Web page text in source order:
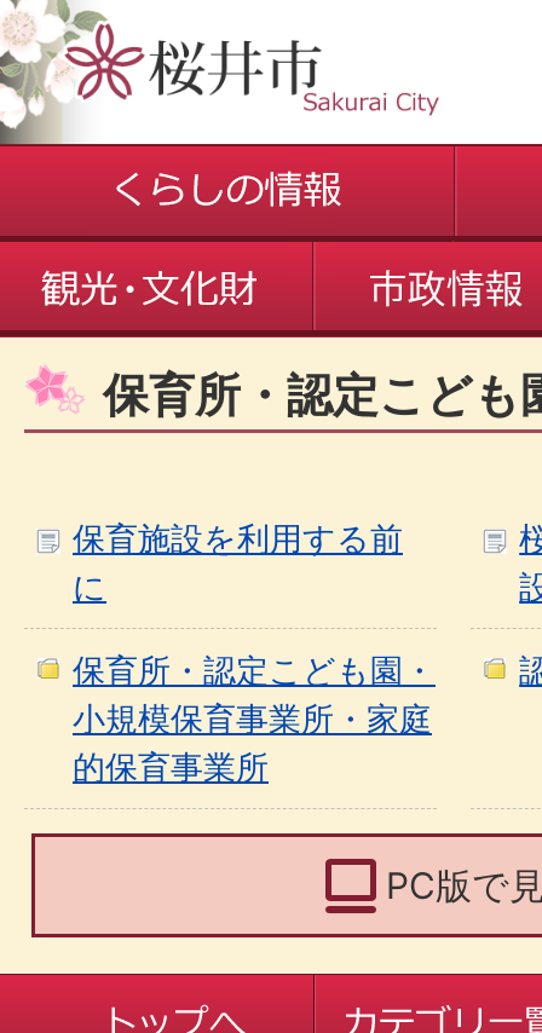
保育所・認定こども
保育施設を利用する前
に
保育所・認定こども園・
小規模保育事業所・家庭
的保育事業所
PC版で